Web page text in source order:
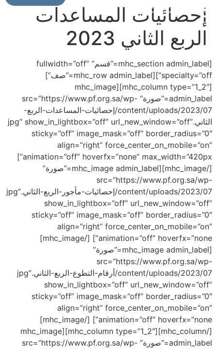
إحصائيات المساعدات
الربع الثاني 2023
[mhc_section admin_label=”قسم” fullwidth=”off”
specialty=”off”][mhc_row admin_label=”صف”]
[mhc_column type=”1_2″][mhc_image
admin_label=”صورة” src=”https://www.pf.org.sa/wp-
content/uploads/2023/07/إحصائيات-المساعدات-الربع-
الثاني.jpg” show_in_lightbox=”off” url_new_window=”off”
sticky=”off” image_mask=”off” border_radius=”0″
align=”right” force_center_on_mobile=”on”
animation=”off” hoverfx=”none” max_width=”420px”]
[/mhc_image][mhc_image admin_label=”صورة”
src=”https://www.pf.org.sa/wp-
content/uploads/2023/07/إحصائيات-مأجور-الربع-الثاني.jpg”
show_in_lightbox=”off” url_new_window=”off”
sticky=”off” image_mask=”off” border_radius=”0″
align=”right” force_center_on_mobile=”on”
animation=”off” hoverfx=”none”] [/mhc_image]
[mhc_image admin_label=”صورة”
src=”https://www.pf.org.sa/wp-
content/uploads/2023/07/أرقام-التطوع-الربع-الثاني.jpg”
show_in_lightbox=”off” url_new_window=”off”
sticky=”off” image_mask=”off” border_radius=”0″
align=”right” force_center_on_mobile=”on”
animation=”off” hoverfx=”none”] [/mhc_image]
[/mhc_column][mhc_column type=”1_2″][mhc_image
admin_label=”صورة” src=”https://www.pf.org.sa/wp-